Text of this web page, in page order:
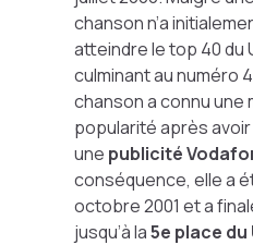
chanson n’a
atteindre le top 40 du
culminant au numéro
chanson a connu une
popularité après
une publicité
conséquence, elle a
octobre 2001 et a
jusqu’à la5e place du